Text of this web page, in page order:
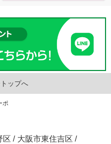
ップへ
ポ
区 / 大阪市東住吉区 /